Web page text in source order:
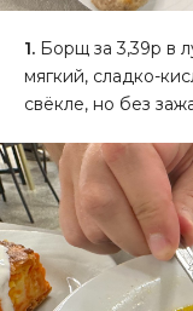
1. Борщ за 3,39р в
мягкий, сладко-
свёкле, но без